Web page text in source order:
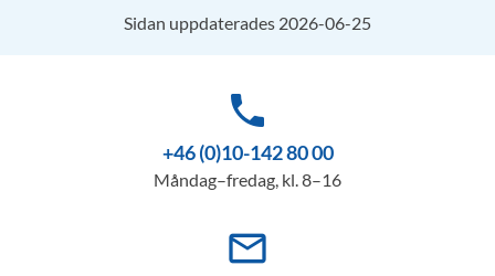
Sidan uppdaterades 2026-06-25
phone
+46 (0)10-142 80 00
Måndag–fredag, kl. 8–16
mail_outline